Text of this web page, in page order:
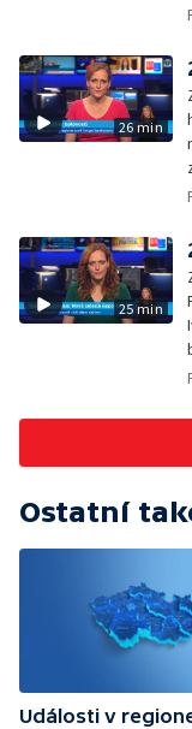
26 min
25 min
Ostatní
Události v